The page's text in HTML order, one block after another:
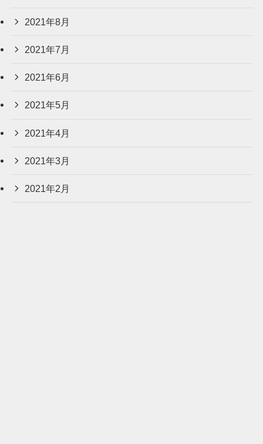
2021年8月
2021年7月
2021年6月
2021年5月
2021年4月
2021年3月
2021年2月